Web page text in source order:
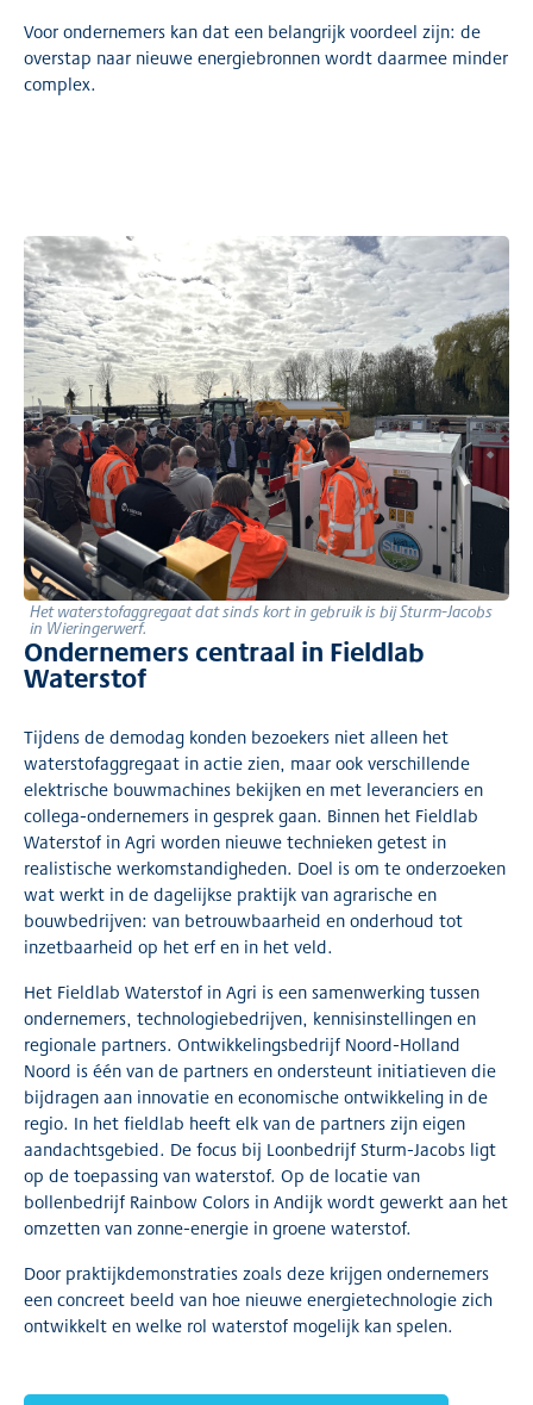
Voor ondernemers kan dat een belangrijk voordeel zijn: de
overstap naar nieuwe energiebronnen wordt daarmee minder
complex.
Ondernemers centraal in Fieldlab
Waterstof
Tijdens de demodag konden bezoekers niet alleen het
waterstofaggregaat in actie zien, maar ook verschillende
elektrische bouwmachines bekijken en met leveranciers en
collega-ondernemers in gesprek gaan. Binnen het Fieldlab
Waterstof in Agri worden nieuwe technieken getest in
realistische werkomstandigheden. Doel is om te onderzoeken
wat werkt in de dagelijkse praktijk van agrarische en
bouwbedrijven: van betrouwbaarheid en onderhoud tot
inzetbaarheid op het erf en in het veld.
Het Fieldlab Waterstof in Agri is een samenwerking tussen
ondernemers, technologiebedrijven, kennisinstellingen en
regionale partners. Ontwikkelingsbedrijf Noord-Holland
Noord is één van de partners en ondersteunt initiatieven die
bijdragen aan innovatie en economische ontwikkeling in de
regio. In het fieldlab heeft elk van de partners zijn eigen
aandachtsgebied. De focus bij Loonbedrijf Sturm-Jacobs ligt
op de toepassing van waterstof. Op de locatie van
bollenbedrijf Rainbow Colors in Andijk wordt gewerkt aan het
omzetten van zonne-energie in groene waterstof.
Door praktijkdemonstraties zoals deze krijgen ondernemers
een concreet beeld van hoe nieuwe energietechnologie zich
ontwikkelt en welke rol waterstof mogelijk kan spelen.
Het waterstofaggregaat dat sinds kort in gebruik is bij Sturm-Jacobs
in Wieringerwerf.